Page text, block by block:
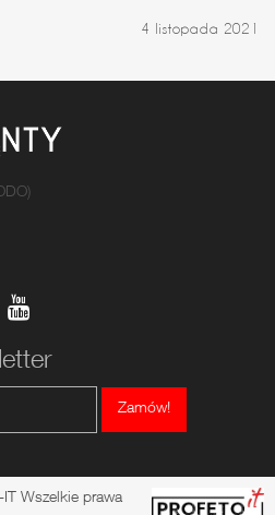
4 listopada 2021
Zamów!
Wszelkie prawa